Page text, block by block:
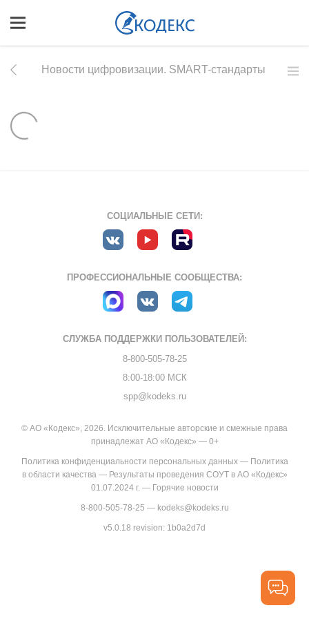
Новости цифровизации. SMART-стандарты
СОЦИАЛЬНЫЕ СЕТИ:
ПРОФЕССИОНАЛЬНЫЕ СООБЩЕСТВА:
СЛУЖБА ПОДДЕРЖКИ ПОЛЬЗОВАТЕЛЕЙ:
8-800-505-78-25
8:00-18:00 МСК
spp@kodeks.ru
© АО «Кодекс», 2026. Исключительные авторские и смежные права
принадлежат АО «Кодекс» — 0+
Политика конфиденциальности персональных данных— Политика
в области качества— Результаты проведения СОУТ в АО «Кодекс»
01.07.2024 г.— Горячие новости
8-800-505-78-25 — kodeks@kodeks.ru
v5.0.18 revision: 1b0a2d7d